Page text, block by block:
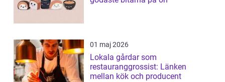
01 maj 2026
Lokala gårdar som
restauranggrossist: Länken
mellan kök och producent